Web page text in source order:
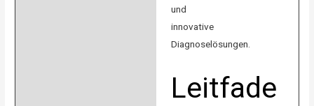
und
innovative
Diagnoselösungen.
Leitfade